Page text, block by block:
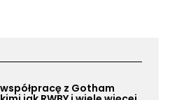
z Gotham